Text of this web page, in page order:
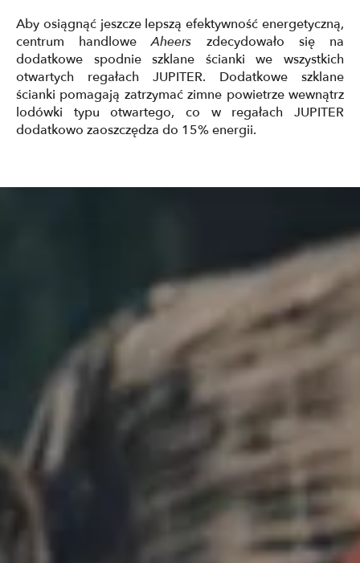
Aby osiągnąć jeszcze lepszą efektywność energetyczną,
centrum handloweAheers zdecydowało się na
dodatkowe spodnie szklane ścianki we wszystkich
otwartych regałach JUPITER. Dodatkowe szklane
ścianki pomagają zatrzymać zimne powietrze wewnątrz
lodówki typu otwartego, co w regałach JUPITER
dodatkowo zaoszczędza do 15% energii.